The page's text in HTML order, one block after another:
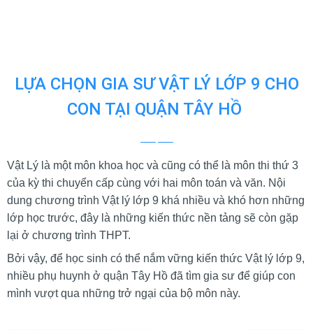
LỰA CHỌN GIA SƯ VẬT LÝ LỚP 9 CHO
CON TẠI QUẬN TÂY HỒ
Vật Lý là một môn khoa học và cũng có thể là môn thi thứ 3
của kỳ thi chuyển cấp cùng với hai môn toán và văn. Nội
dung chương trình Vật lý lớp 9 khá nhiều và khó hơn những
lớp học trước, đây là những kiến thức nền tảng sẽ còn gặp
lại ở chương trình THPT.
Bởi vậy, để học sinh có thể nắm vững kiến thức Vật lý lớp 9,
nhiều phụ huynh ở quận Tây Hồ đã tìm gia sư để giúp con
mình vượt qua những trở ngại của bộ môn này.